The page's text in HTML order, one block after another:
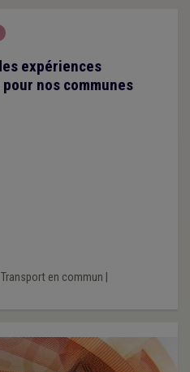
expériences
nos communes
Transport en commun